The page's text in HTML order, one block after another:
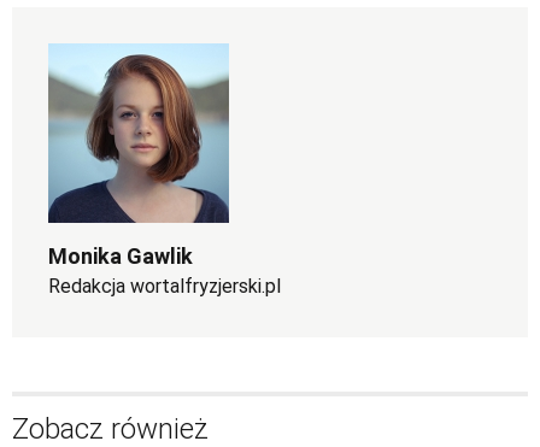
Monika Gawlik
Redakcja wortalfryzjerski.pl
Zobacz również